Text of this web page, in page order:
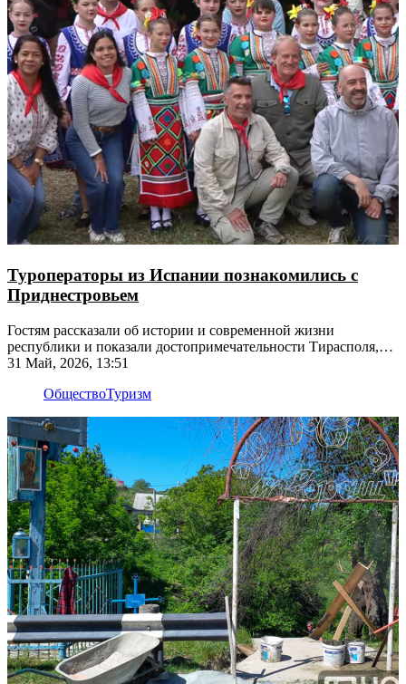
Туроператоры из Испании познакомились с
Приднестровьем
Гостям рассказали об истории и современной жизни
республики и показали достопримечательности Тирасполя,
Бендер и Слободзейского района
31 Май, 2026, 13:51
ОбществоТуризм